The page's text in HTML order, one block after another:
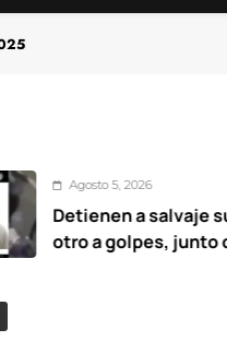
2026
a salvaje sujeto que
junto con sus